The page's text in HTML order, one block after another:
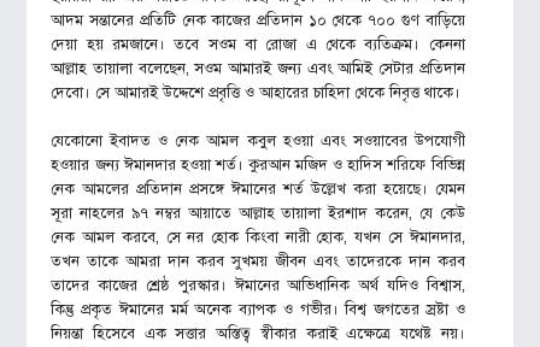
আদম সন্তানের প্রতিটি নেক কাজের প্রতিদান ১০ থেকে ৭০০ গুণ বাড়িয়ে
দেয়া হয় রমজানে। তবে সওম বা রোজা এ থেকে ব্যতিক্রম। কেননা
আল্লাহ তায়ালা বলেছেন, সওম আমারই জন্য এবং আমিই সেটার প্রতিদান
দেবো। সে আমারই উদ্দেশে প্রবৃত্তি ও আহারের চাহিদা থেকে নিবৃত্ত থাকে।
যেকোনো ইবাদত ও নেক আমল কবুল হওয়া এবং সওয়াবের উপযোগী
হওয়ার জন্য ঈমানদার হওয়া শর্ত। কুরআন মজিদ ও হাদিস শরিফে বিভিন্ন
নেক আমলের প্রতিদান প্রসঙ্গে ঈমানের শর্ত উল্লেখ করা হয়েছে। যেমন
সূরা নাহলের ৯৭ নম্বর আয়াতে আল্লাহ তায়ালা ইরশাদ করেন, যে কেউ
নেক আমল করবে, সে নর হোক কিংবা নারী হোক, যখন সে ঈমানদার,
তখন তাকে আমরা দান করব সুখময় জীবন এবং তাদেরকে দান করব
তাদের কাজের শ্রেষ্ঠ পুরস্কার। ঈমানের আভিধানিক অর্থ যদিও বিশ্বাস,
কিন্তু প্রকৃত ঈমানের মর্ম অনেক ব্যাপক ও গভীর। বিশ্ব জগতের স্রষ্টা ও
নিয়ন্তা হিসেবে এক সত্তার অস্তিত্ব স্বীকার করাই এক্ষেত্রে যথেষ্ট নয়।